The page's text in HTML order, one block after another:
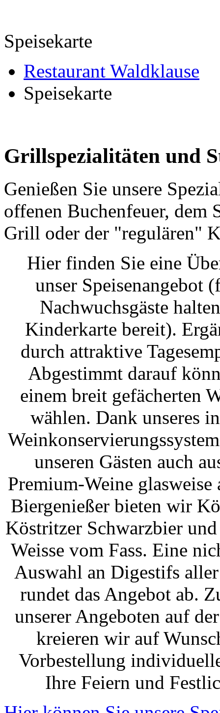
Speisekarte
Restaurant Waldklause
Speisekarte
Grillspezialitäten und
Genießen Sie unsere
offenen Buchenfeuer, dem
Grill oder der "regulären"
Hier finden Sie eine
unser Speisenangebot
Nachwuchsgäste
Kinderkarte bereit).
durch attraktive
Abgestimmt darauf
einem breit gefächerten
wählen. Dank unseres
unseren Gästen auch
Premium-Weine glasweise
Biergenießer bieten wir
Köstritzer Schwarzbier
Weisse vom Fass. Eine
Auswahl an Digestifs
rundet das Angebot ab.
unserer Angeboten auf
kreieren wir auf
Vorbestellung
Ihre Feiern und